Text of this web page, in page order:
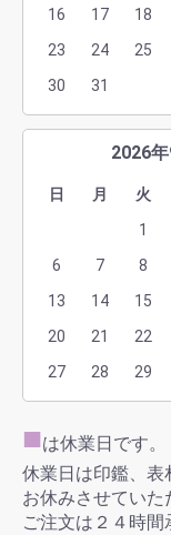
16
17 18
23
24 25
30
31
2026
日 月 火
1
6
7 8
13
14 15
20
21 22
27
28 29
■は休業日です。
休業日は印鑑、表
お休みさせていた
ご注文は２４時